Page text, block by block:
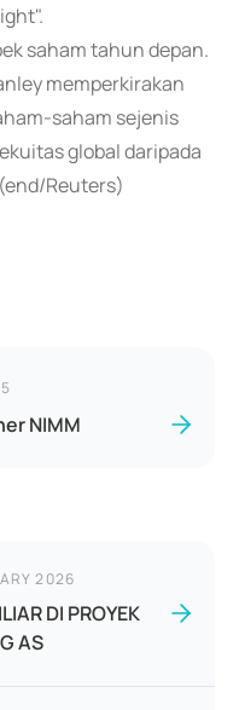
saham tahun depan.
memperkirakan
saham sejenis
global daripada
Reuters)
NIMM
2026
DI PROYEK
AS